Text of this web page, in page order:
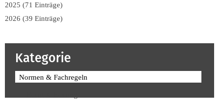
2025 (71 Einträge)
2026 (39 Einträge)
Kategorie
Normen & Fachregeln